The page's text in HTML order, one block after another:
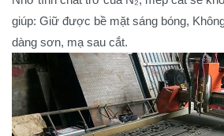
giúp: Giữ được bề mặt sáng bóng,
dàng sơn, mạ sau cắt.